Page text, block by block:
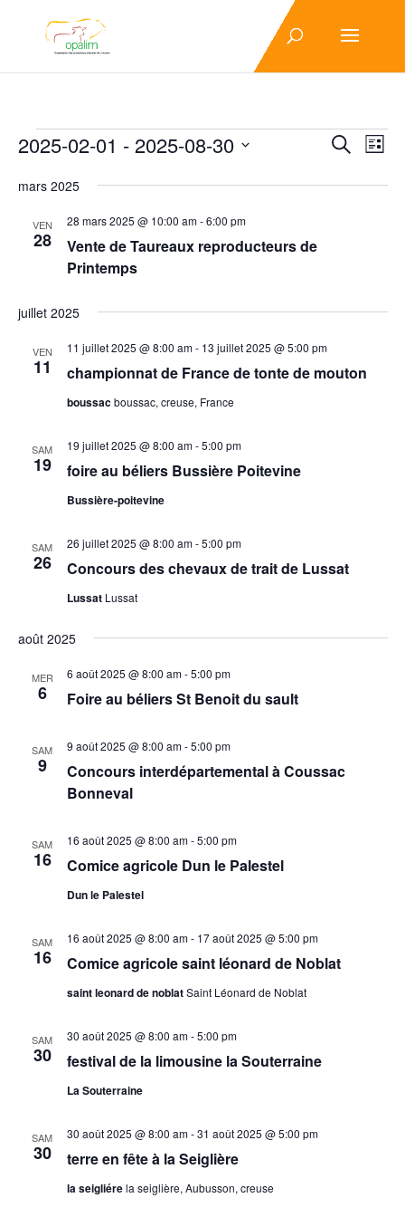
Évènements Recherche
de
Liste
2025-02-01 - 2025-08-30
une
mars 2025
VEN
28
Vente de Taureaux reproducteurs de
Printemps
28 mars 2025 @ 10:00 am-6:00 pm
juillet 2025
VEN
11 championnat de France de tonte de mouton
11 juillet 2025 @ 8:00 am- 13 juillet 2025 @ 5:00 pm
boussacboussac, creuse, France
SAM
19 foire au béliers Bussière Poitevine
19 juillet 2025 @ 8:00 am-5:00 pm
Bussière-poitevine
SAM
26 Concours des chevaux de trait de Lussat
26 juillet 2025 @ 8:00 am-5:00 pm
Lussat Lussat
août 2025
MER
6 Foire au béliers St Benoit du sault
6 août 2025 @ 8:00 am-5:00 pm
SAM
9
Concours interdépartemental à Coussac
Bonneval
9 août 2025 @ 8:00 am-5:00 pm
SAM
16 Comice agricole Dun le Palestel
16 août 2025 @ 8:00 am-5:00 pm
Dun le Palestel
SAM
16 Comice agricole saint léonard de Noblat
16 août 2025 @ 8:00 am- 17 août 2025 @ 5:00 pm
saint leonard de noblatSaint Léonard de Noblat
SAM
30 festival de la limousine la Souterraine
30 août 2025 @ 8:00 am-5:00 pm
La Souterraine
SAM
30 terre en fête à la Seiglière
30 août 2025 @ 8:00 am-31 août 2025 @ 5:00 pm
la seigliérela seiglière, Aubusson, creuse